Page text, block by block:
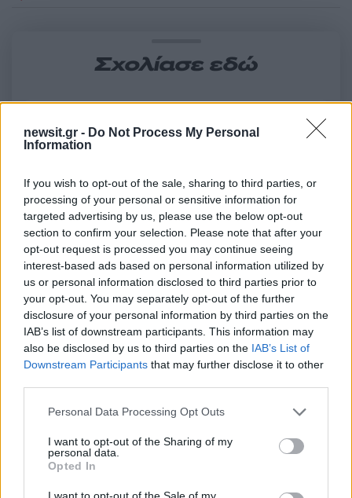
newsit.gr - Do Not Process My Personal
Information
If you wish to opt-out of the sale, sharing to third parties, or
processing of your personal or sensitive information for
targeted advertising by us, please use the below opt-out
section to confirm your selection. Please note that after your
opt-out request is processed you may continue seeing
interest-based ads based on personal information utilized by
us or personal information disclosed to third parties prior to
your opt-out. You may separately opt-out of the further
disclosure of your personal information by third parties on the
IAB’s list of downstream participants. This information may
also be disclosed by us to third parties on the IAB’s List of
Downstream Participants that may further disclose it to other
Please note that this website/app uses one or more Google
not limited to your visit or usage behaviour. You may click to
grant or deny consent to Google and its third-party tags to
use your data for below specified purposes in below Google
consent section.
Personal Data Processing Opt Outs
I want to opt-out of the Sharing of my
personal data.
Opted In
I want to opt-out of the Sale of my
Σχολίασε εδώ
2000 /2000
Υποβολή σχολίου
Όροι Χρήσης. Το site προστατεύεται από reCAPTCHA, ισχύουν
Πολιτική Απορρήτου&Όροι Χρήσηςτης Google.
Ελλάδα
ΚΙΒΩΤΟΣ ΤΟΥ ΚΟΣΜΟΥ
ΠΑΤΕΡΑΣ ΑΝΤΩΝΙΟΣ
Share:
Ακολουθήστε το Νewsit.gr στο Google News
ενημερωθείτε πρώτοι για όλη την ειδησεογραφία και τα
τελευταία νέατης ημέρας